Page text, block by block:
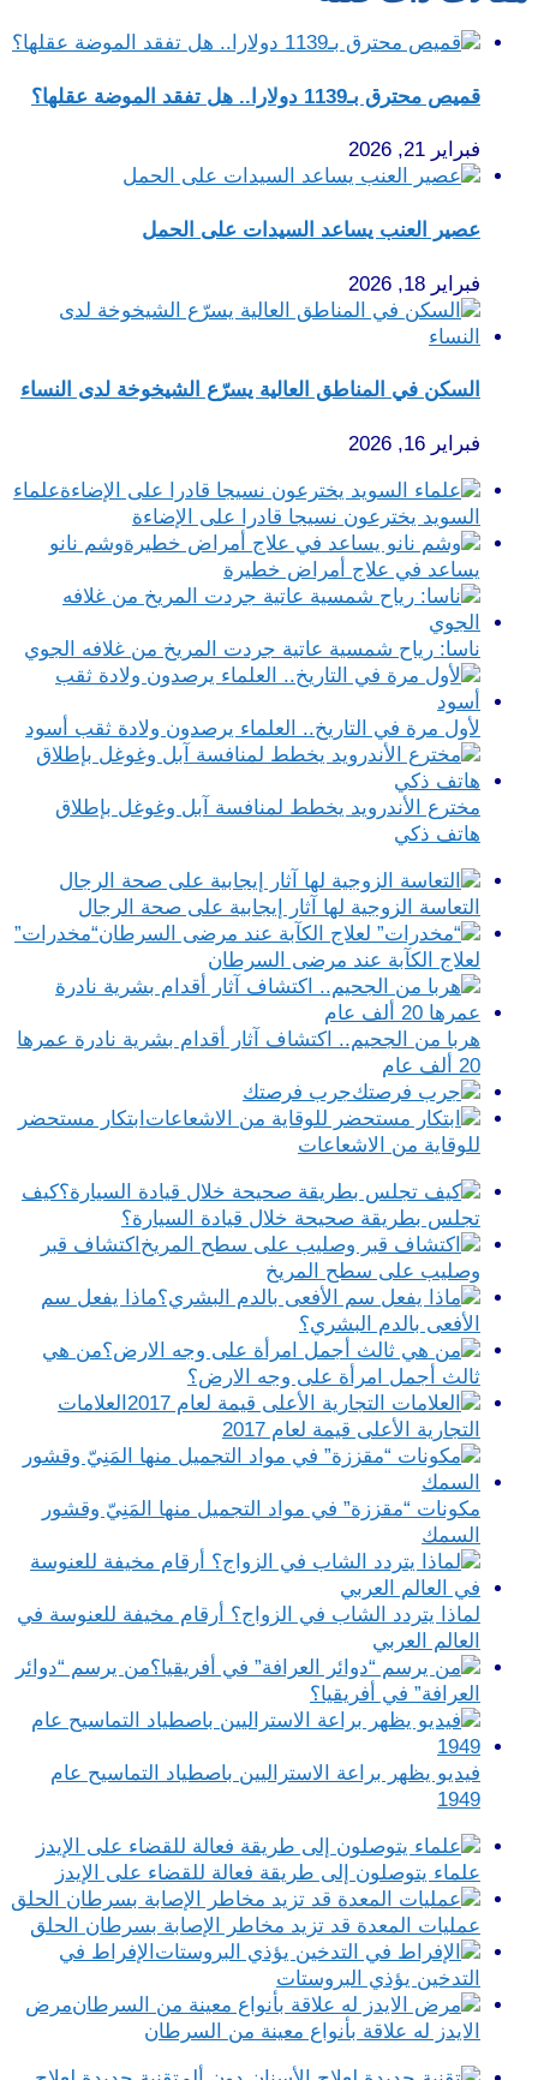
قميص محترق بـ1139 دولارا.. هل تفقد الموضة عقلها؟
فبراير 21, 2026
عصير العنب يساعد السيدات على الحمل
فبراير 18, 2026
السكن في المناطق العالية يسرّع الشيخوخة لدى النساء
فبراير 16, 2026
علماء
السويد يخترعون نسيجا قادرا على الإضاءة
وشم نانو
يساعد في علاج أمراض خطيرة
ناسا: رياح شمسية عاتية جردت المريخ من غلافه الجوي
لأول مرة في التاريخ.. العلماء يرصدون ولادة ثقب أسود
مخترع الأندرويد يخطط لمنافسة آبل وغوغل بإطلاق
هاتف ذكي
التعاسة الزوجية لها آثار إيجابية على صحة الرجال
“مخدرات”
لعلاج الكآبة عند مرضى السرطان
هربا من الجحيم.. اكتشاف آثار أقدام بشرية نادرة عمرها
20 ألف عام
جرب فرصتك
ابتكار مستحضر
للوقاية من الاشعاعات
كيف
تجلس بطريقة صحيحة خلال قيادة السيارة؟
اكتشاف قبر
وصليب على سطح المريخ
ماذا يفعل سم
الأفعى بالدم البشري؟
من هي
ثالث أجمل امرأة على وجه الارض؟
العلامات
التجارية الأعلى قيمة لعام 2017
مكونات “مقززة” في مواد التجميل منها المَنِيّ وقشور
السمك
لماذا يتردد الشاب في الزواج؟ أرقام مخيفة للعنوسة في
العالم العربي
من يرسم “دوائر
العرافة” في أفريقيا؟
فيديو يظهر براعة الاستراليين باصطياد التماسيح عام
1949
علماء يتوصلون إلى طريقة فعالة للقضاء على الإيدز
عمليات المعدة قد تزيد مخاطر الإصابة بسرطان الحلق
الإفراط في
التدخين يؤذي البروستات
مرض
الايدز له علاقة بأنواع معينة من السرطان